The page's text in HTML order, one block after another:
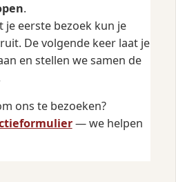
.
eerste bezoek kun je
De volgende keer laat je
en stellen we samen de
ons te bezoeken?
— we helpen